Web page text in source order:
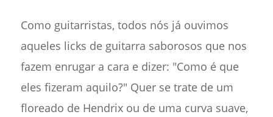
Como guitarristas, todos nós já ouvimos
aqueles licks de guitarra saborosos que nos
fazem enrugar a cara e dizer: "Como é que
eles fizeram aquilo?" Quer se trate de um
floreado de Hendrix ou de uma curva suave,